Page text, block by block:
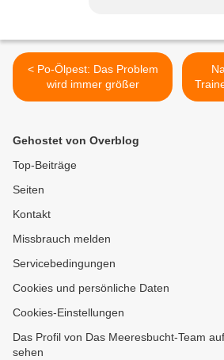
< Po-Ölpest: Das Problem
wird immer größer
Gehostet von Overblog
Top-Beiträge
Seiten
Kontakt
Missbrauch melden
Servicebedingungen
Cookies und persönliche Daten
Cookies-Einstellungen
Das Profil von Das Meeresbucht-Team
sehen